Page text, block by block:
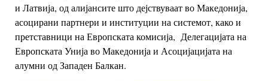
и Латвија, од алијансите што дејствуваат во Македонија,
асоцирани партнери и институции на системот, како и
претставници на Европската комисија, Делегацијата на
Европската Унија во Македонија и Асоцијацијата на
алумни од Западен Балкан.